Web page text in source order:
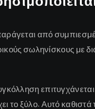
από
σωληνίσκους με
το ξύλο. Αυτό